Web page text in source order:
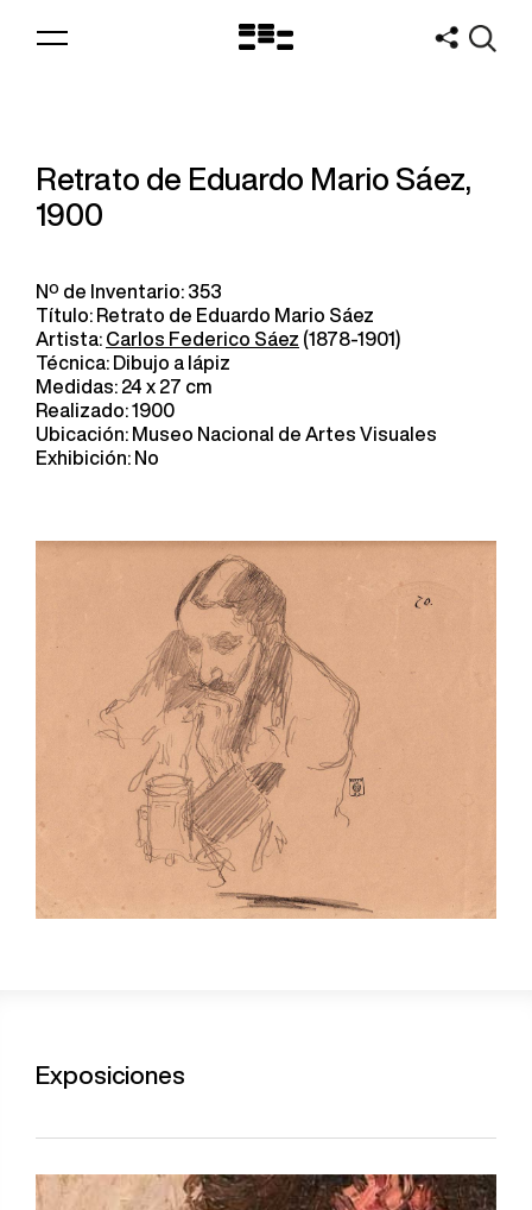
Logo
Retrato de Eduardo Mario Sáez,
1900
Nº de Inventario: 353
Título: Retrato de Eduardo Mario Sáez
Artista: Carlos Federico Sáez (1878-1901)
Técnica: Dibujo a lápiz
Medidas: 24 x 27 cm
Realizado: 1900
Ubicación: Museo Nacional de Artes Visuales
Exhibición: No
Exposiciones